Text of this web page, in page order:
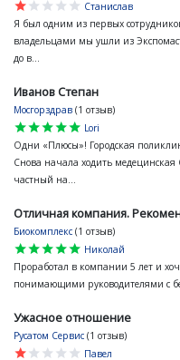
star
star
star
star
star
Станислав
Я был одним из первых
владельцами мы ушли из
до в...
Иванов Степан
Мосгорздрав (1 отзыв)
star
star
star
star
star
Lori
Одни «Плюсы»! Городская
Снова начала ходить медецинская
частный на...
Отличная компания.
Биокомплекс (1 отзыв)
star
star
star
star
star
Николай
Проработал в компании 5 лет и
понимающими руководителями с
Ужасное отношение
Русатом Сервис (1 отзыв)
star
star
star
star
star
Павел